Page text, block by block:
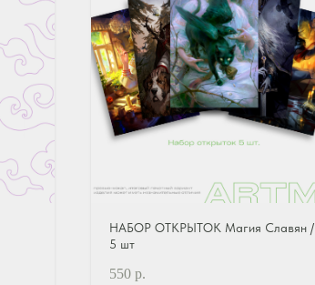
НАБОР ОТКРЫТОК Магия Славян /
5 шт
550 р.